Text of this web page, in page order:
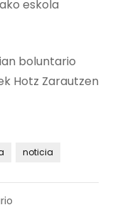
eskola
boluntario
Hotz Zarautzen
noticia